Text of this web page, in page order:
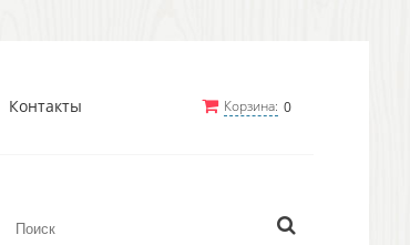
Корзина: 0
Контакты